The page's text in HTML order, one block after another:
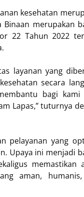
kesehatan
Binaan merupakan
22 Tahun 2022
layanan yang
secara
bagi kami
Lapas,” tuturnya
pelayanan yang
Upaya ini menjadi
memastikan
aman,